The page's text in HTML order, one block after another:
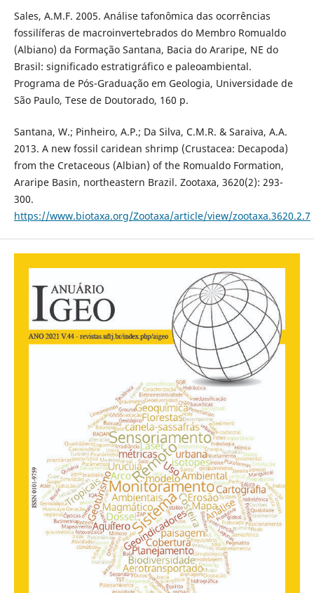
Sales, A.M.F. 2005. Análise tafonômica das ocorrências
fossilíferas de macroinvertebrados do Membro Romualdo
(Albiano) da Formação Santana, Bacia do Araripe, NE do
Brasil: significado estratigráfico e paleoambiental.
Programa de Pós-Graduação em Geologia, Universidade de
São Paulo, Tese de Doutorado, 160 p.
Santana, W.; Pinheiro, A.P.; Da Silva, C.M.R. & Saraiva, A.A.
2013. A new fossil caridean shrimp (Crustacea: Decapoda)
from the Cretaceous (Albian) of the Romualdo Formation,
Araripe Basin, northeastern Brazil. Zootaxa, 3620(2): 293-
300.
https://www.biotaxa.org/Zootaxa/article/view/zootaxa.3620.2.7